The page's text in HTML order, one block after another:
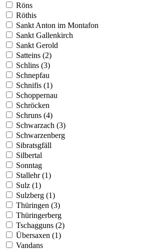
Röns
Röthis
Sankt Anton im Montafon
Sankt Gallenkirch
Sankt Gerold
Satteins (2)
Schlins (3)
Schnepfau
Schnifis (1)
Schoppernau
Schröcken
Schruns (4)
Schwarzach (3)
Schwarzenberg
Sibratsgfäll
Silbertal
Sonntag
Stallehr (1)
Sulz (1)
Sulzberg (1)
Thüringen (3)
Thüringerberg
Tschagguns (2)
Übersaxen (1)
Vandans